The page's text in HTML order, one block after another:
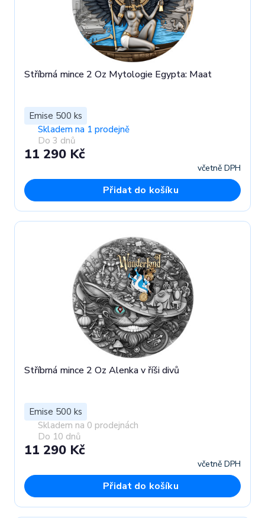
Stříbrná mince 2 Oz Mytologie Egypta: Maat
Emise 500 ks
Skladem na 1 prodejně
Do 3 dnů
11 290 Kč
včetně DPH
Přidat do košíku
Stříbrná mince 2 Oz Alenka v říši divů
Emise 500 ks
Skladem na 0 prodejnách
Do 10 dnů
11 290 Kč
včetně DPH
Přidat do košíku